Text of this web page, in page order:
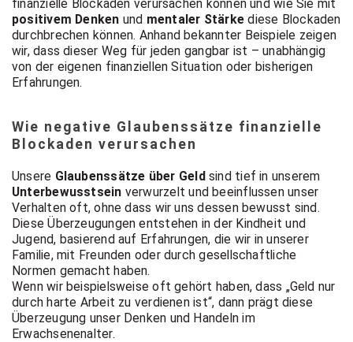
finanzielle Blockaden verursachen können und wie Sie mit
positivem Denken und mentaler Stärke diese Blockaden
durchbrechen können. Anhand bekannter Beispiele zeigen
wir, dass dieser Weg für jeden gangbar ist – unabhängig
von der eigenen finanziellen Situation oder bisherigen
Erfahrungen.
Wie negative Glaubenssätze finanzielle
Blockaden verursachen
Unsere Glaubenssätze über Geldsind tief in unserem
Unterbewusstsein verwurzelt und beeinflussen unser
Verhalten oft, ohne dass wir uns dessen bewusst sind.
Diese Überzeugungen entstehen in der Kindheit und
Jugend, basierend auf Erfahrungen, die wir in unserer
Familie, mit Freunden oder durch gesellschaftliche
Normen gemacht haben.
Wenn wir beispielsweise oft gehört haben, dass „Geld nur
durch harte Arbeit zu verdienen ist“, dann prägt diese
Überzeugung unser Denken und Handeln im
Erwachsenenalter.